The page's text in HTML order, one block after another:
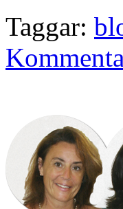
Taggar: